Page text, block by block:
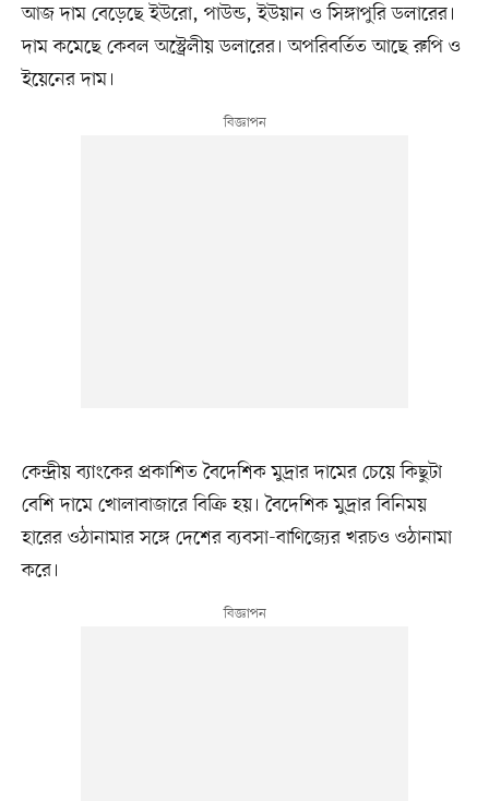
আজ দাম বেড়েছে ইউরো, পাউন্ড, ইউয়ান ও সিঙ্গাপুরি ডলারের।
দাম কমেছে কেবল অস্ট্রেলীয় ডলারের। অপরিবর্তিত আছে রুপি ও
ইয়েনের দাম।
কেন্দ্রীয় ব্যাংকের প্রকাশিত বৈদেশিক মুদ্রার দামের চেয়ে কিছুটা
বেশি দামে খোলাবাজারে বিক্রি হয়। বৈদেশিক মুদ্রার বিনিময়
হারের ওঠানামার সঙ্গে দেশের ব্যবসা-বাণিজ্যের খরচও ওঠানামা
করে।